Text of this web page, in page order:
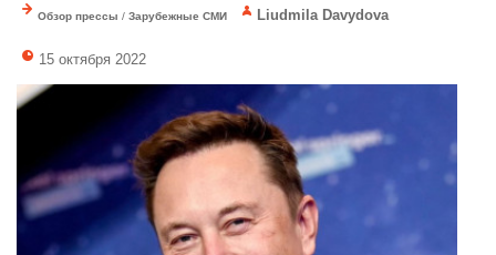
Обзор прессы / Зарубежные СМИ Liudmila Davydova
15 октября 2022